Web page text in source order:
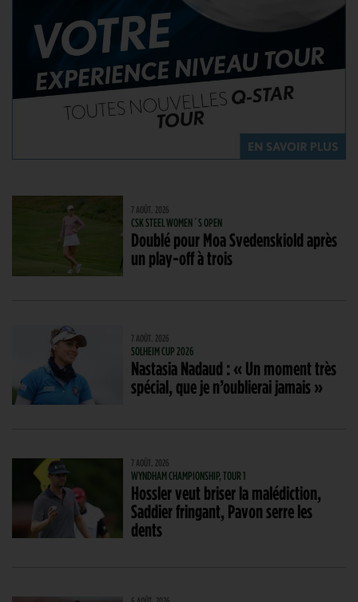
7 AOÛT. 2026
CSK STEEL WOMEN´S OPEN
Doublé pour Moa Svedenskiold après
un play-off à trois
7 AOÛT. 2026
SOLHEIM CUP 2026
Nastasia Nadaud : « Un moment très
spécial, que je n’oublierai jamais »
7 AOÛT. 2026
WYNDHAM CHAMPIONSHIP, TOUR 1
Hossler veut briser la malédiction,
Saddier fringant, Pavon serre les
dents